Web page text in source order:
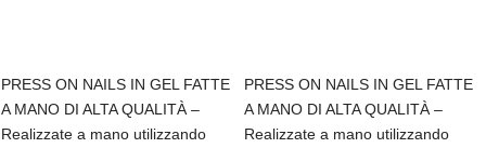
PRESS ON NAILS IN GEL FATTE
A MANO DI ALTA QUALITÀ –
Realizzate a mano utilizzando
PRESS ON NAILS IN GEL FATTE
A MANO DI ALTA QUALITÀ –
Realizzate a mano utilizzando